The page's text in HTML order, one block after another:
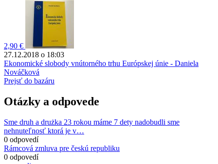
2,90 €
27.12.2018 o 18:03
Ekonomické slobody vnútorného trhu Európskej únie - Daniela
Nováčková
Prejsť do bazáru
Otázky a odpovede
Sme druh a drużka 23 rokou máme 7 dety nadobudli sme
nehnuteľnosť ktorá je v…
0 odpovedí
Rámcová zmluva pre českú republiku
0 odpovedí